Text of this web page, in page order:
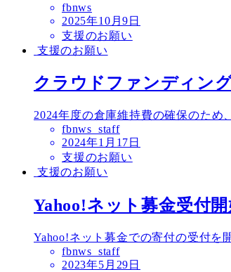
fbnws
投
稿
日
2025年10月9日
支援のお願い
支援のお願い
クラウドファンディン
2024年度の倉庫維持費の確保のた
fbnws_staff
投
稿
日
2024年1月17日
支援のお願い
支援のお願い
Yahoo!ネット募金受付
Yahoo!ネット募金での寄付の受付
fbnws_staff
投
2023年5月29日